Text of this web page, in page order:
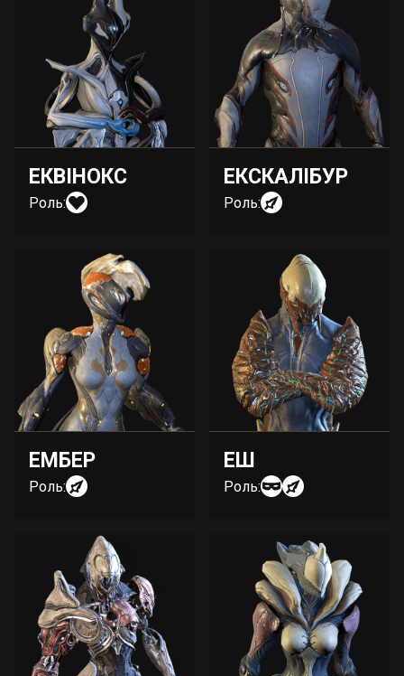
ЕКВІНОКС
Роль:
ЕКСКАЛІБУР
Роль:
ЕМБЕР
Роль:
ЕШ
Роль: